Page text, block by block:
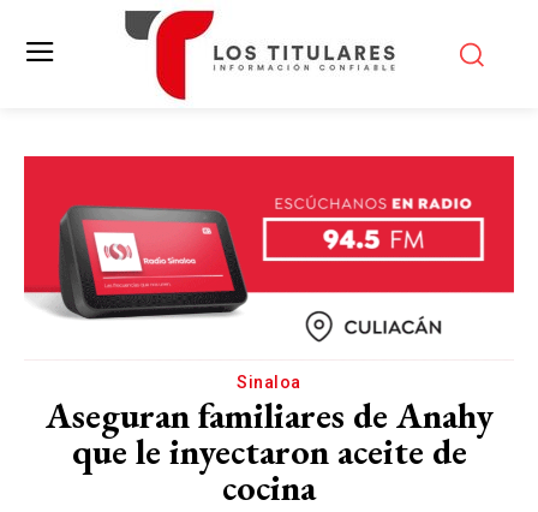
Sinaloa
Aseguran familiares de Anahy
que le inyectaron aceite de
cocina